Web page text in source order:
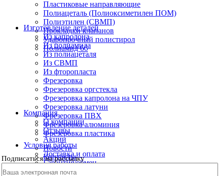
Пластиковые направляющие
Полиацеталь (Полиоксиметилен ПОМ)
Полиэтилен (СВМП)
Прокладки клапанов
Ударопрочный полистирол
Полиамид 66
Изготовление деталей
Из капролона
Из полиамида
Из полиацеталя
Из СВМП
Из фторопласта
Фрезеровка
Фрезеровка оргстекла
Фрезеровка капролона на ЧПУ
Фрезеровка латуни
Фрезеровка ПВХ
Фрезеровка алюминия
Фрезеровка пластика
Компания
О компании
Отзывы
Акции
Новости
Контакты
Статьи
Условия работы
Доставка и оплата
Гарантия/обмен
Политика конфиденциальности
Подписаться на рассылку